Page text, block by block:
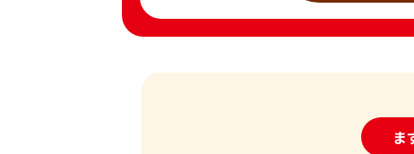
ま
24時